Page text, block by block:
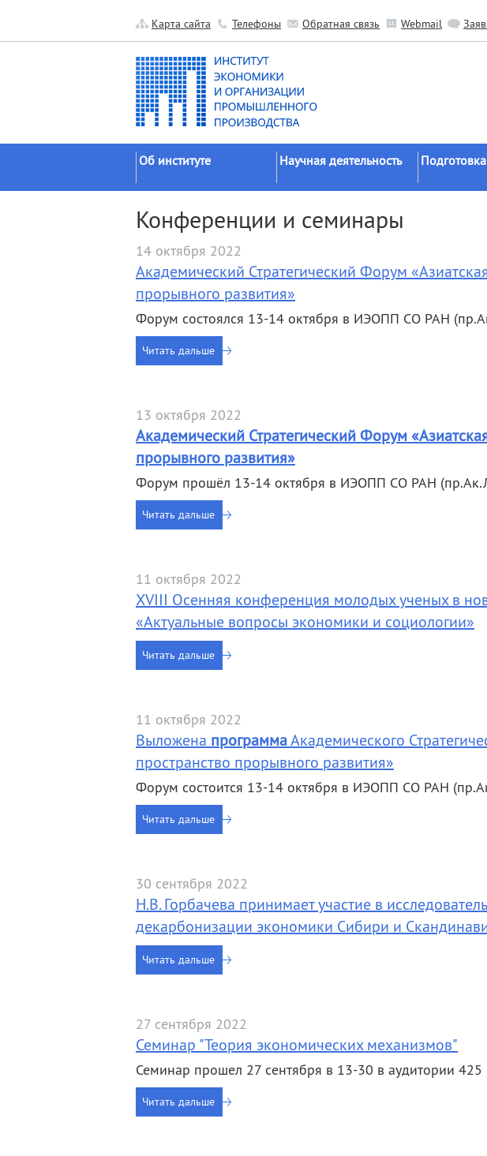
Карта сайта Телефоны Обратная связь Webmail
Об институте
Официальные документы
История
Руководство
Научные подразделения
Прочие подразделения
Издательская
деятельность
Научная деятельность
исследований
Прикладные разработки
Гранты
Научные школы
Целевое
Конференции и семинары
14 октября 2022
Академический Стратегический Форум
прорывного развития»
Форум состоялся 13-14 октября в ИЭОПП СО РАН
Читать дальше
13 октября 2022
Академический Стратегический Форум
прорывного развития»
Форум прошёл 13-14 октября в ИЭОПП СО РАН
Читать дальше
11 октября 2022
XVIII Осенняя конференция молодых ученых в
«Актуальные вопросы экономики и социологии»
Читать дальше
11 октября 2022
Выложена программаАкадемического
пространство прорывного развития»
Форум состоится 13-14 октября в ИЭОПП СО РАН
Читать дальше
30 сентября 2022
Н.В. Горбачева принимает участие в
декарбонизации экономики Сибири и
Читать дальше
27 сентября 2022
Семинар "Теория экономических механизмов"
Семинар прошел 27 сентября в 13-30 в аудитории 425
Читать дальше